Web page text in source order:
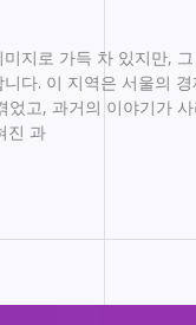
지로 가득 차 있지만,
다. 이 지역은 서울의
었고, 과거의 이야기가
진 과